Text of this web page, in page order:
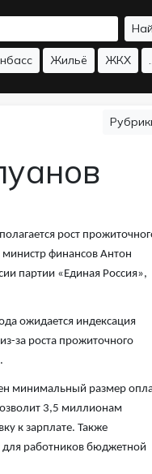
Жильё ЖКХ
рост
финансов Антон
партии «Единая Россия»,
ожидается индексация
за роста прожиточного
минимальный размер
3,5 миллионам
к зарплате. Также
работников бюджетной